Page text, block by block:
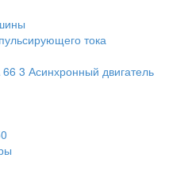
тока
3 Асинхронный двигатель